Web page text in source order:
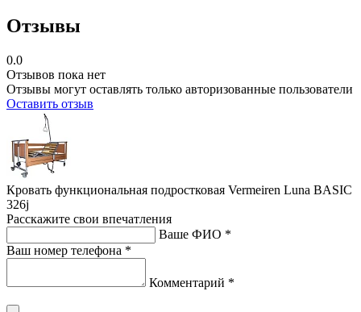
Отзывы
0.0
Отзывов пока нет
Отзывы могут оставлять только авторизованные пользователи
Оставить отзыв
Кровать функциональная подростковая Vermeiren Luna BASIC
326j
Расскажите свои впечатления
Ваше ФИО *
Ваш номер телефона *
Комментарий *